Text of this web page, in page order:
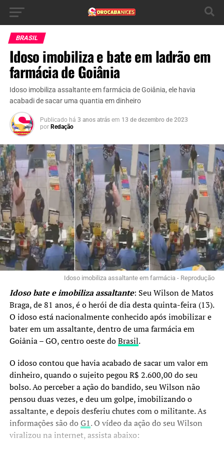
BRASIL
Idoso imobiliza e bate em ladrão em
farmácia de Goiânia
Idoso imobiliza assaltante em farmácia de Goiânia, ele havia
acabadi de sacar uma quantia em dinheiro
Publicado há 3 anos atrás em 13 de dezembro de 2023
por Redação
Idoso imobiliza assaltante em farmácia - Reprodução
Idoso bate e imobiliza assaltante: Seu Wilson de Matos
Braga, de 81 anos, é o herói de dia desta quinta-feira (13).
O idoso está nacionalmente conhecido após imobilizar e
bater em um assaltante, dentro de uma farmácia em
Goiânia – GO, centro oeste doBrasil.
O idoso contou que havia acabado de sacar um valor em
dinheiro, quando o sujeito pegou R$ 2.600,00 do seu
bolso. Ao perceber a ação do bandido, seu Wilson não
pensou duas vezes, e deu um golpe, imobilizando o
assaltante, e depois desferiu chutes com o militante. As
informações são do G1. O vídeo da ação do seu Wilson
viralizou na internet, assista abaixo: